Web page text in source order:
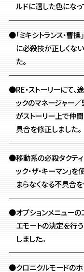
ルドに適した色にな
●「ミキシトランス・曹操
に必殺技が正しくな
た。
●RE・ストーリーにて
ックのマネージャー
がストーリー上で仲
具合を修正しました。
●移動系の必殺タクティ
ック・ザ・キーマン」
まらなくなる不具合
●オプションメニューの
エモートの決定を行
しました。
●クロニクルモードのホ